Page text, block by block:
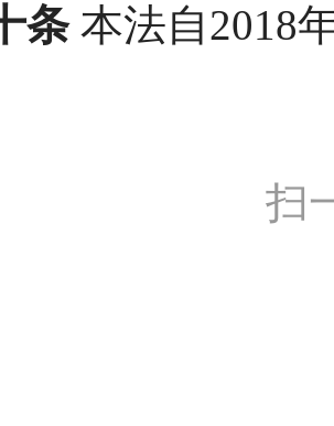
条 本法自2018
扫